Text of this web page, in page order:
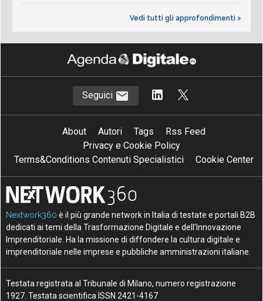
Vedi tutti gli approfondimenti >
Seguici
About Autori Tags
Rss Feed
Privacy e Cookie Policy
Terms&Conditions Contenuti Specialistici
Cookie Center
Nextwork360 è il più grande network in Italia di testate e portali B2B
dedicati ai temi della Trasformazione Digitale e dell’Innovazione
Imprenditoriale. Ha la missione di diffondere la cultura digitale e
imprenditoriale nelle imprese e pubbliche amministrazioni italiane.
Testata registrata al Tribunale di Milano, numero registrazione
1927. Testata scientifica ISSN 2421-4167